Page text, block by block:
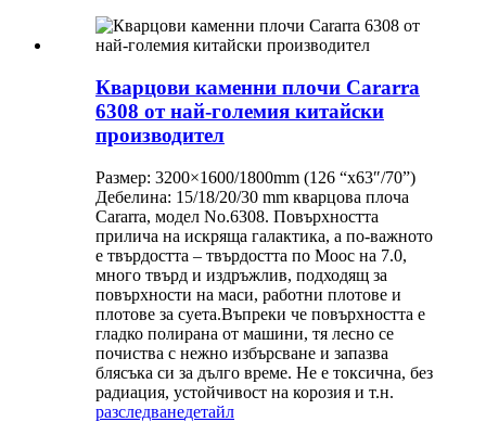
Кварцови каменни плочи Cararra
6308 от най-големия китайски
производител
Размер: 3200×1600/1800mm (126 “x63″/70”)
Дебелина: 15/18/20/30 mm кварцова плоча
Cararra, модел No.6308. Повърхността
прилича на искряща галактика, а по-важното
е твърдостта – твърдостта по Моос на 7.0,
много твърд и издръжлив, подходящ за
повърхности на маси, работни плотове и
плотове за суета.Въпреки че повърхността е
гладко полирана от машини, тя лесно се
почиства с нежно избърсване и запазва
блясъка си за дълго време. Не е токсична, без
радиация, устойчивост на корозия и т.н.
разследванедетайл